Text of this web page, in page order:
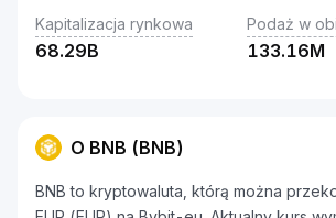
Kapitalizacja rynkowa
68.29B
Podaż w
133.16M
O BNB (BNB)
BNB to kryptowaluta, którą można